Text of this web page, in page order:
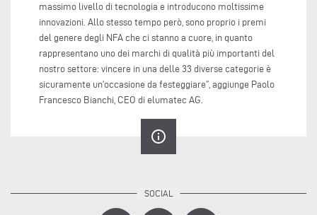
massimo livello di tecnologia e introducono moltissime
innovazioni. Allo stesso tempo però, sono proprio i premi
del genere degli NFA che ci stanno a cuore, in quanto
rappresentano uno dei marchi di qualità più importanti del
nostro settore: vincere in una delle 33 diverse categorie è
sicuramente un’occasione da festeggiare”, aggiunge Paolo
Francesco Bianchi, CEO di elumatec AG.
info_outline